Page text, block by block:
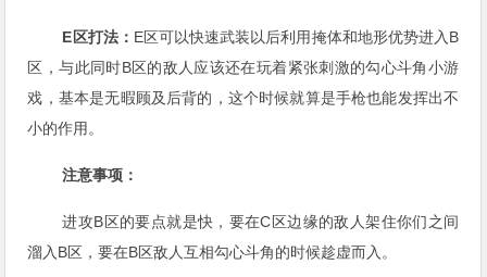
E区打法： E区可以快速武装以后利用掩体和地形优势进入B
区，与此同时B区的敌人应该还在玩着紧张刺激的勾心斗角小游
戏，基本是无暇顾及后背的，这个时候就算是手枪也能发挥出不
小的作用。
注意事项：
进攻B区的要点就是快，要在C区边缘的敌人架住你们之间
溜入B区，要在B区敌人互相勾心斗角的时候趁虚而入。